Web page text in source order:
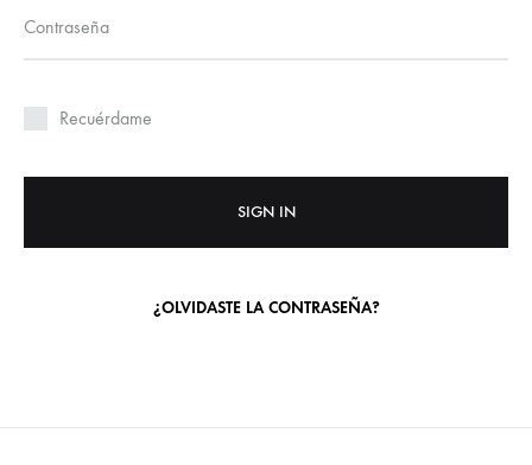
Contraseña
Recuérdame
SIGN IN
¿OLVIDASTE LA CONTRASEÑA?